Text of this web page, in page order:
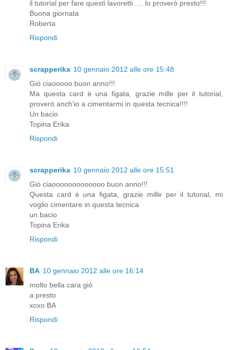
il tutorial per fare questi lavoretti .... lo proverò presto!!!
Buona giornata
Roberta
Rispondi
scrapperika 10 gennaio 2012 alle ore 15:48
Giò ciaooooo buon anno!!!
Ma questa card è una figata, grazie mille per il tutorial,
proverò anch'io a cimentarmi in questa tecnica!!!!
Un bacio
Topina Erika
Rispondi
scrapperika 10 gennaio 2012 alle ore 15:51
Giò ciaooooooooooooo buon anno!!!
Questa card è una figata, grazie mille per il tutorial, mi
voglio cimentare in questa tecnica
un bacio
Topina Erika
Rispondi
BA 10 gennaio 2012 alle ore 16:14
molto bella cara gió
a presto
xoxo BA
Rispondi